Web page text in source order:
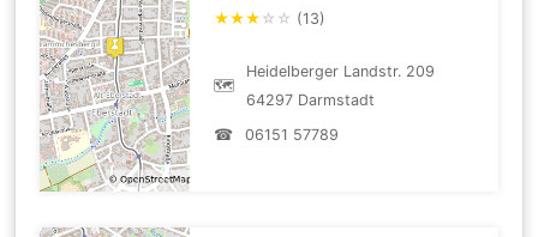
★★★ ☆ ☆ (13)
🗺
Heidelberger Landstr. 209
64297 Darmstadt
☎
06151 57789